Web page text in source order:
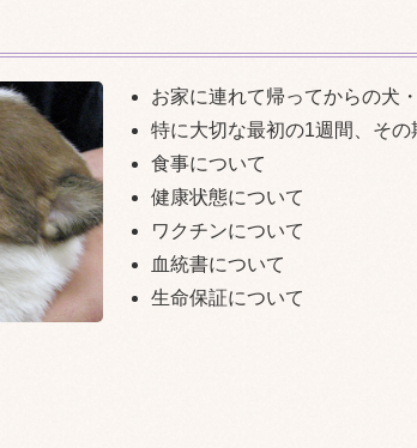
お家に連れて帰ってからの犬
特に大切な最初の1週間、そ
食事について
健康状態について
ワクチンについて
血統書について
生命保証について